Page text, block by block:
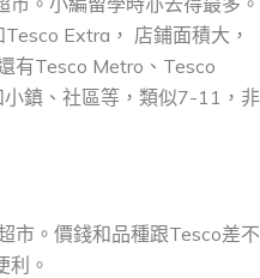
Extra， 店鋪面積大，
有Tesco Metro、Tesco
鎮、社區等，類似7-11，非
市。價錢和品種跟Tesco差不
利。